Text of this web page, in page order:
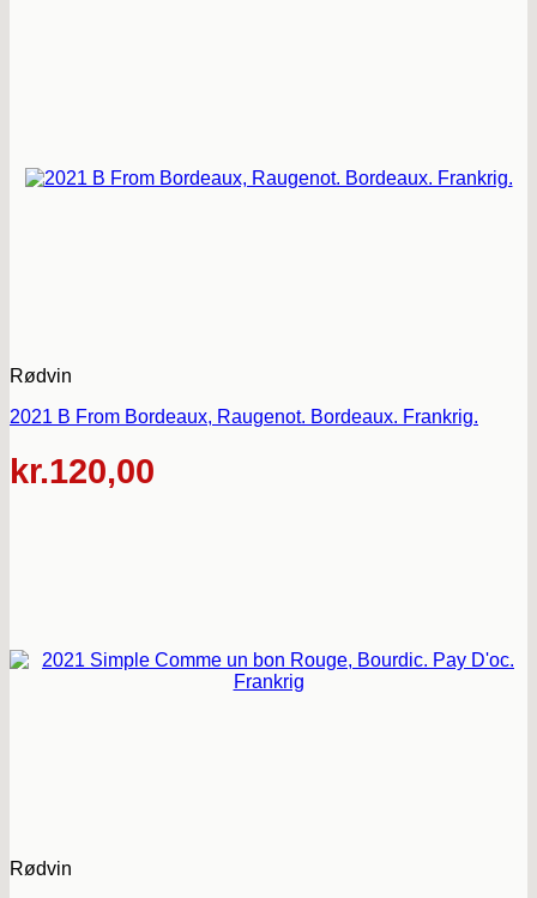
Rødvin
2021 B From Bordeaux, Raugenot. Bordeaux. Frankrig.
kr.120,00
Rødvin